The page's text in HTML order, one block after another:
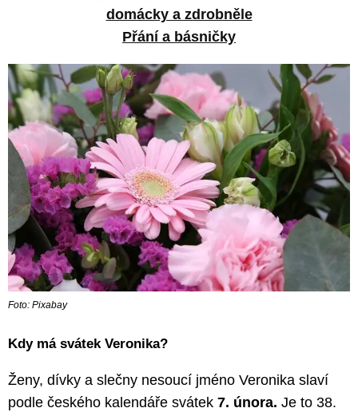
domácky a zdrobněle
Přání a básničky
Foto: Pixabay
Kdy má svátek Veronika?
Ženy, dívky a slečny nesoucí jméno Veronika slaví
podle českého kalendáře svátek 7. února. Je to 38.